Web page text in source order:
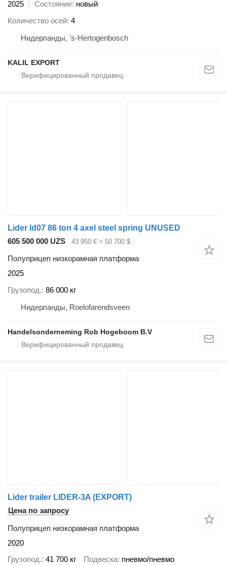
2025
Состояние новый
Количество осей 4
Нидерланды, 's-Hertogenbosch
KALIL EXPORT
Lider ld07 86 ton 4 axel steel spring UNUSED
605 500 000 UZS
43 950 € ≈ 50 700 $
Полуприцеп низкорамная платформа
2025
Грузопод. 86 000 кг
Нидерланды, Roelofarendsveen
Handelsonderneming Rob Hogeboom B.V
Lider trailer LIDER-3A (EXPORT)
Цена по запросу
Полуприцеп низкорамная платформа
2020
Грузопод. 41 700 кг Подвеска пневмо/пневмо